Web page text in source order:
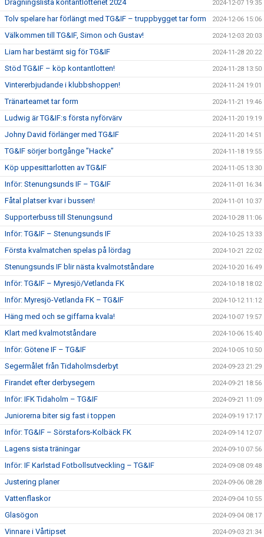
Dragningslista kontantlotteriet 2024 2024-12-07 19:35
Tolv spelare har förlängt med TG&IF – truppbygget tar form 2024-12-06 15:06
Välkommen till TG&IF, Simon och Gustav! 2024-12-03 20:03
Liam har bestämt sig för TG&IF 2024-11-28 20:22
Stöd TG&IF – köp kontantlotten! 2024-11-28 13:50
Vintererbjudande i klubbshoppen! 2024-11-24 19:01
Tränarteamet tar form 2024-11-21 19:46
Ludwig är TG&IF:s första nyförvärv 2024-11-20 19:19
Johny David förlänger med TG&IF 2024-11-20 14:51
TG&IF sörjer bortgånge ”Hacke” 2024-11-18 19:55
Köp uppesittarlotten av TG&IF 2024-11-05 13:30
Inför: Stenungsunds IF – TG&IF 2024-11-01 16:34
Fåtal platser kvar i bussen! 2024-11-01 10:37
Supporterbuss till Stenungsund 2024-10-28 11:06
Inför: TG&IF – Stenungsunds IF 2024-10-25 13:33
Första kvalmatchen spelas på lördag 2024-10-21 22:02
Stenungsunds IF blir nästa kvalmotståndare 2024-10-20 16:49
Inför: TG&IF – Myresjö/Vetlanda FK 2024-10-18 18:02
Inför: Myresjö-Vetlanda FK – TG&IF 2024-10-12 11:12
Häng med och se giffarna kvala! 2024-10-07 19:57
Klart med kvalmotståndare 2024-10-06 15:40
Inför: Götene IF – TG&IF 2024-10-05 10:50
Segermålet från Tidaholmsderbyt 2024-09-23 21:29
Firandet efter derbysegern 2024-09-21 18:56
Inför: IFK Tidaholm – TG&IF 2024-09-21 11:09
Juniorerna biter sig fast i toppen 2024-09-19 17:17
Inför: TG&IF – Sörstafors-Kolbäck FK 2024-09-14 12:07
Lagens sista träningar 2024-09-10 07:56
Inför: IF Karlstad Fotbollsutveckling – TG&IF 2024-09-08 09:48
Justering planer 2024-09-06 08:28
Vattenflaskor 2024-09-04 10:55
Glasögon 2024-09-04 08:17
Vinnare i Vårtipset 2024-09-03 21:34